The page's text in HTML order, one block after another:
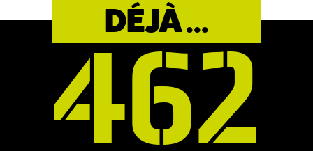
DÉJÀ ...
462